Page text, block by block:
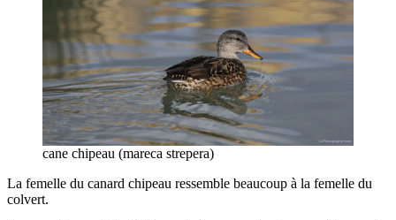
cane chipeau (mareca strepera)
La femelle du canard chipeau ressemble beaucoup à la femelle du
colvert.